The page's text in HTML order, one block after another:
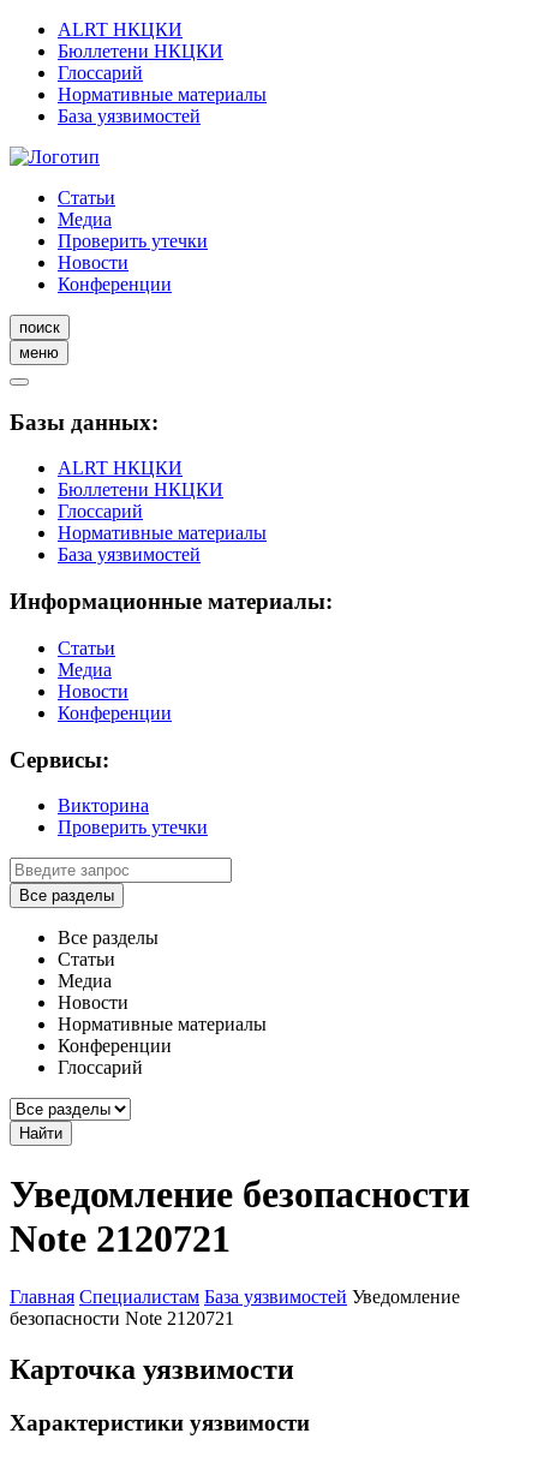
ALRT НКЦКИ
Бюллетени НКЦКИ
Глоссарий
Нормативные материалы
База уязвимостей
Статьи
Медиа
Проверить утечки
Новости
Конференции
поиск
меню
Базы данных:
ALRT НКЦКИ
Бюллетени НКЦКИ
Глоссарий
Нормативные материалы
База уязвимостей
Информационные материалы:
Статьи
Медиа
Новости
Конференции
Сервисы:
Викторина
Проверить утечки
Все разделы
Все разделы
Статьи
Медиа
Новости
Нормативные материалы
Конференции
Глоссарий
Найти
Уведомление безопасности
Note 2120721
Главная Специалистам База уязвимостей Уведомление
безопасности Note 2120721
Карточка уязвимости
Характеристики уязвимости